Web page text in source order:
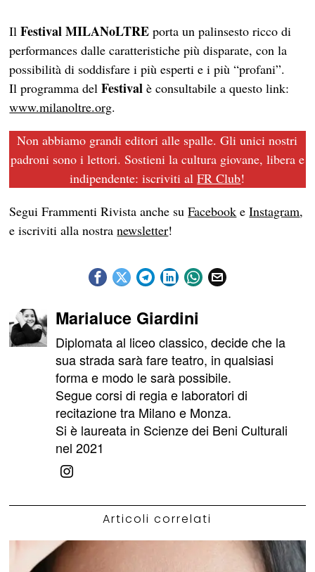
IlFestival MILANoLTRE porta un palinsesto ricco di
performances dalle caratteristiche più disparate, con la
possibilità di soddisfare i più esperti e i più “profani”.
Il programma delFestival è consultabile a questo link:
www.milanoltre.org.
Non abbiamo grandi editori alle spalle. Gli unici nostri
padroni sono i lettori. Sostieni la cultura giovane, libera e
indipendente: iscriviti alFR Club!
Segui Frammenti Rivista anche suFacebook eInstagram,
e iscriviti alla nostranewsletter!
Marialuce Giardini
Diplomata al liceo classico, decide che la
sua strada sarà fare teatro, in qualsiasi
forma e modo le sarà possibile.
Segue corsi di regia e laboratori di
recitazione tra Milano e Monza.
Si è laureata in Scienze dei Beni Culturali
nel 2021
Articoli correlati